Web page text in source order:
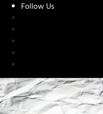
Follow Us